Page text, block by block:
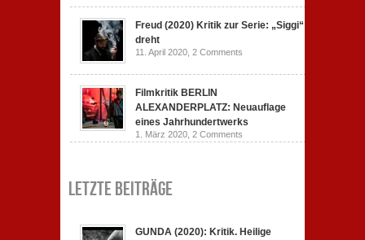
Freud (2020) Kritik zur Serie: „Siggi“
dreht
11. April 2020, 2 Comments
Filmkritik BERLIN
ALEXANDERPLATZ: Neuauflage
eines Jahrhundertwerks
1. März 2020, 2 Comments
Letzte Beiträge
GUNDA (2020): Kritik. Heilige